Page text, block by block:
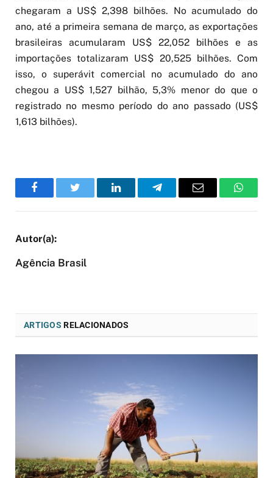
chegaram a US$ 2,398 bilhões. No acumulado do
ano, até a primeira semana de março, as exportações
brasileiras acumularam US$ 22,052 bilhões e as
importações totalizaram US$ 20,525 bilhões. Com
isso, o superávit comercial no acumulado do ano
chegou a US$ 1,527 bilhão, 5,3% menor do que o
registrado no mesmo período do ano passado (US$
1,613 bilhões).
FacebookTwitter LinkedInTelegramEmail
Agência Brasil
ARTIGOS RELACIONADOS